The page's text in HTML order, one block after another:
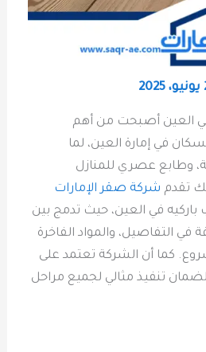
في العين أصبحت من أهم
في إمارة العين، لما
وطابع عصري للمنازل
تقدم شركة صقر الإمارات
باركيه في العين، حيث تدمج بين
في التفاصيل، والمواد الفاخرة
كما أن الشركة تعتمد على
لضمان تنفيذ مثالي لجميع مراحل